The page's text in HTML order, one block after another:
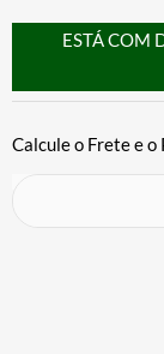
ESTÁ COM